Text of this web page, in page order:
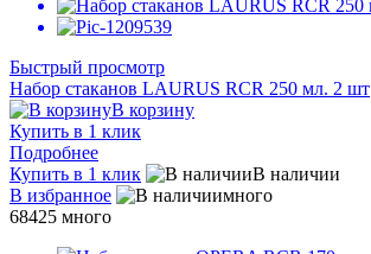
Быстрый просмотр
Набор стаканов LAURUS RCR 250 мл. 2 шт
В корзину
Купить в 1 клик
Подробнее
Купить в 1 клик
В наличии
В избранное
много
68425 много